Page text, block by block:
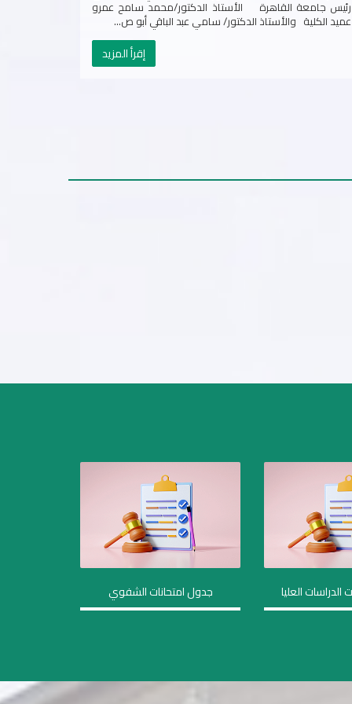
ودبلوم التجارة والاستثمارات الدولية...
إقرأ المزيد
العليا جدول امتحانات الشفوي